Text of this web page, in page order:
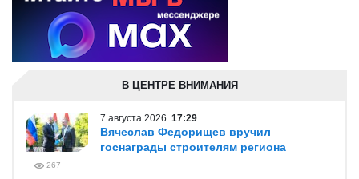
В ЦЕНТРЕ ВНИМАНИЯ
7 августа 2026 17:29
Вячеслав Федорищев вручил
госнаграды строителям региона
267